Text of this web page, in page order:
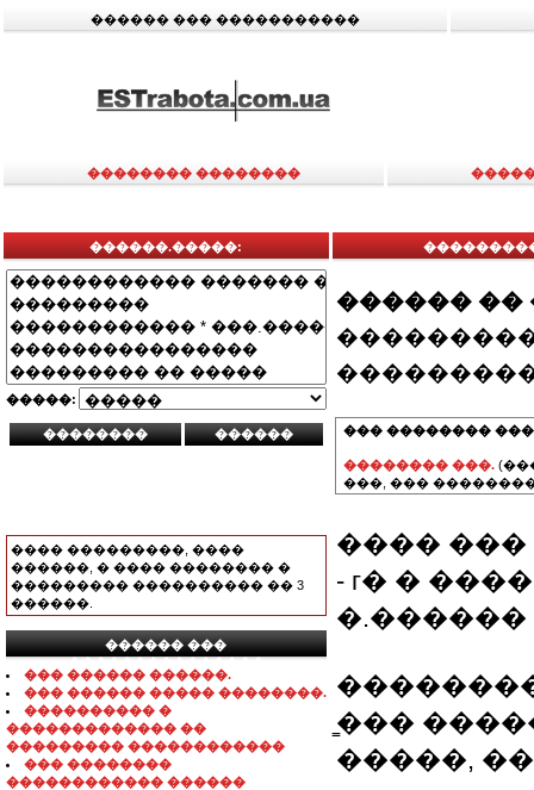
������ ��� �����������
�������� ��������
������.�����:
�����:
���� ���������, ����
������, � ���� �������� �
��������� ���������� �� 3
������.
������ ���
���������������
��� ������ ������.
��� ������ ����� ��������.
���������� �
������������� ��
��������� ������������
��� ��������
������������ ������
������ ��
��� ��������
�������� ���.
���, ���
���� ���
- г� �
�.������
̳���
�����,